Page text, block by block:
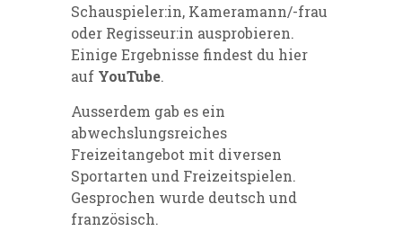
Schauspieler:in, Kameramann/-frau
oder Regisseur:in ausprobieren.
Einige Ergebnisse findest du hier
auf YouTube.
Ausserdem gab es ein
abwechslungsreiches
Freizeitangebot mit diversen
Sportarten und Freizeitspielen.
Gesprochen wurde deutsch und
französisch.